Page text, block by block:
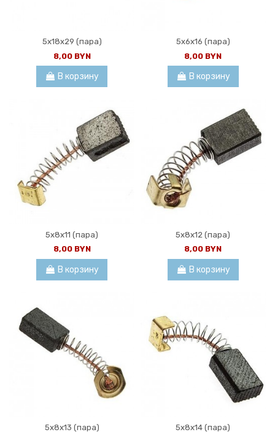
5x18x29 (пара)
8,00 BYN
В корзину
5x6x16 (пара)
8,00 BYN
В корзину
5x8x11 (пара)
8,00 BYN
В корзину
5x8x12 (пара)
8,00 BYN
В корзину
5x8x13 (пара) 5x8x14 (пара)